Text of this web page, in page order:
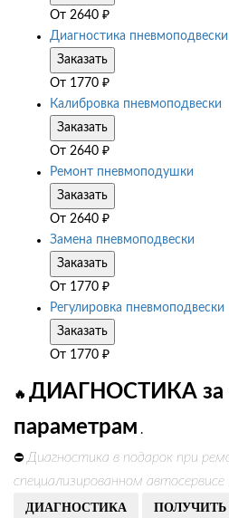
От 2640 ₽
Диагностика пневмоподвески
Заказать
От 1770 ₽
Калибровка пневмоподвески
Заказать
От 2640 ₽
Ремонт пневмоподушки
Заказать
От 2640 ₽
Замена пневмоподвески
Заказать
От 1770 ₽
Регулировка пневмоподвески
Заказать
От 1770 ₽
🔥 ДИАГНОСТИКА за
параметрам .
⛔ Диагностика в подарок при
специализированном автосервисе
ДИАГНОСТИКА